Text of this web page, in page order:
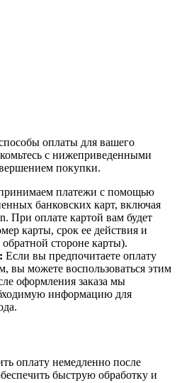
оплаты для вашего
с нижеприведенными
покупки.
платежи с помощью
банковских карт, включая
При оплате картой вам будет
карты, срок ее действия и
стороне карты).
Если вы предпочитаете оплату
вы можете воспользоваться этим
оформления заказа мы
информацию для
оплату немедленно после
быструю обработку и